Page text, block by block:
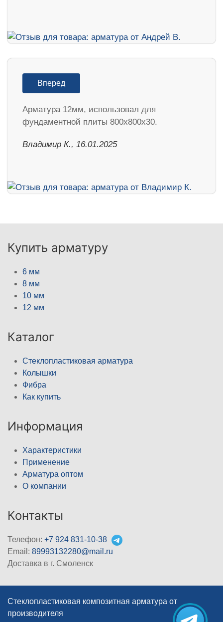
Вперед
Арматура 12мм, использовал для
фундаментной плиты 800х800х30.
Владимир К., 16.01.2025
Купить арматуру
6 мм
8 мм
10 мм
12 мм
Каталог
Стеклопластиковая арматура
Колышки
Фибра
Как купить
Информация
Характеристики
Применение
Арматура оптом
О компании
Контакты
Телефон: +7 924 831-10-38
Email: 89993132280@mail.ru
Доставка в г. Смоленск
Стеклопластиковая композитная арматура от
производителя